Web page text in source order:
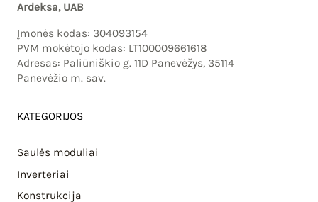
Ardeksa, UAB
Įmonės kodas: 304093154
PVM mokėtojo kodas: LT100009661618
Adresas: Paliūniškio g. 11D Panevėžys, 35114
Panevėžio m. sav.
KATEGORIJOS
Saulės moduliai
Inverteriai
Konstrukcija